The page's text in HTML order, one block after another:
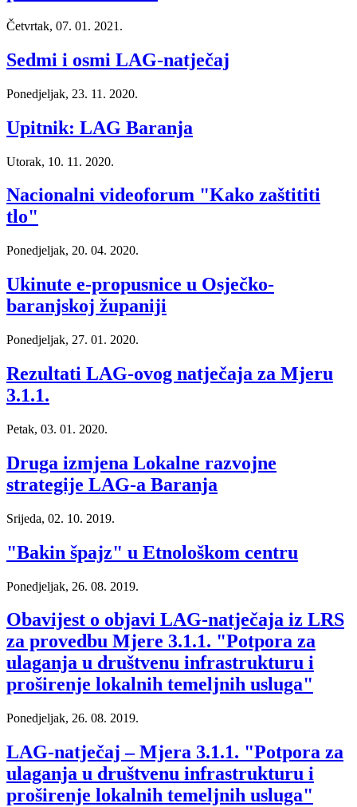
Četvrtak, 07. 01. 2021.
Sedmi i osmi LAG-natječaj
Ponedjeljak, 23. 11. 2020.
Upitnik: LAG Baranja
Utorak, 10. 11. 2020.
Nacionalni videoforum "Kako zaštititi
tlo"
Ponedjeljak, 20. 04. 2020.
Ukinute e-propusnice u Osječko-
baranjskoj županiji
Ponedjeljak, 27. 01. 2020.
Rezultati LAG-ovog natječaja za Mjeru
3.1.1.
Petak, 03. 01. 2020.
Druga izmjena Lokalne razvojne
strategije LAG-a Baranja
Srijeda, 02. 10. 2019.
"Bakin špajz" u Etnološkom centru
Ponedjeljak, 26. 08. 2019.
Obavijest o objavi LAG-natječaja iz LRS
za provedbu Mjere 3.1.1. "Potpora za
ulaganja u društvenu infrastrukturu i
proširenje lokalnih temeljnih usluga"
Ponedjeljak, 26. 08. 2019.
LAG-natječaj – Mjera 3.1.1. "Potpora za
ulaganja u društvenu infrastrukturu i
proširenje lokalnih temeljnih usluga"